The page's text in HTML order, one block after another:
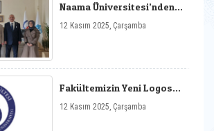
Naama Üniversitesi’nden
12 Kasım 2025, Çarşamba
Fakültemizin Yeni Logosu
12 Kasım 2025, Çarşamba